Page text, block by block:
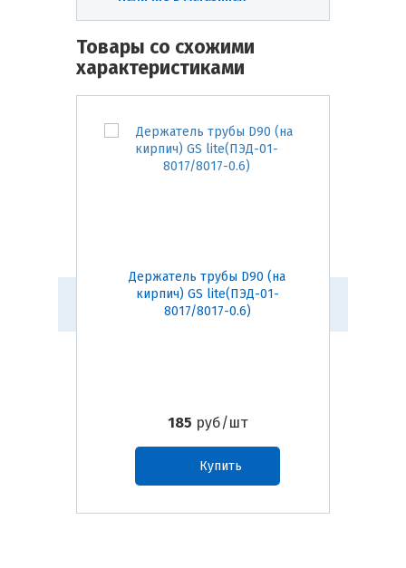
Товары со схожими
характеристиками
Держатель трубы D90 (на
кирпич) GS lite(ПЭД-01-
8017/8017-0.6)
185 руб/шт
Купить